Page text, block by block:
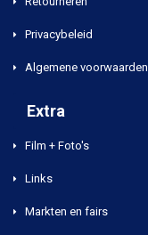
Privacybeleid
Algemene voorwaarden
Extra
Film + Foto's
Links
Markten en fairs